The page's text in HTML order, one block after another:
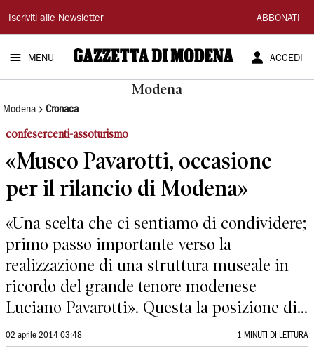
Gazzetta
di
Modena
Iscriviti alle Newsletter ABBONATI
MENU ACCEDI
Modena
Modena Cronaca
confesercenti-assoturismo
«Museo Pavarotti, occasione
per il rilancio di Modena»
«Una scelta che ci sentiamo di condividere;
primo passo importante verso la
realizzazione di una struttura museale in
ricordo del grande tenore modenese
Luciano Pavarotti». Questa la posizione di...
02 aprile 2014 03:48 1 MINUTI DI LETTURA